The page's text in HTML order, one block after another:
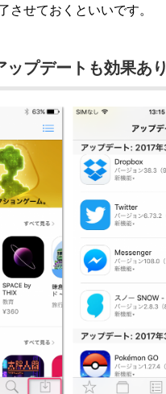
させておくといいです。
ップデートも効果あり